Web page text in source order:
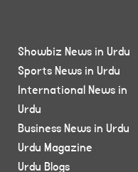
Showbiz News in Urdu
Sports News in Urdu
International News in
Urdu
Business News in Urdu
Urdu Magazine
Urdu Blogs